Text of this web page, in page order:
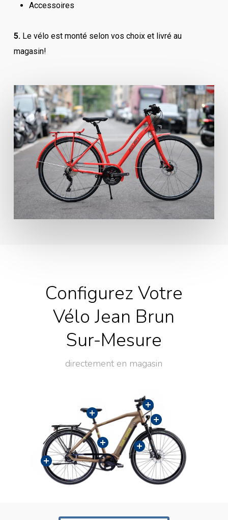
Accessoires
5. Le vélo est monté selon vos choix et livré au
magasin!
Configurez Votre
Vélo Jean Brun
Sur-Mesure
directement en magasin